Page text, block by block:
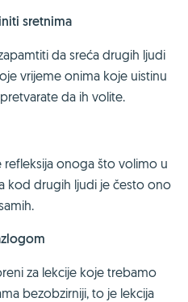
sretnima
da sreća drugih ljudi
vrijeme onima koje uistinu
da ih volite.
onoga što volimo u
kod drugih ljudi je često ono
za lekcije koje trebamo
bezobzirniji, to je lekcija